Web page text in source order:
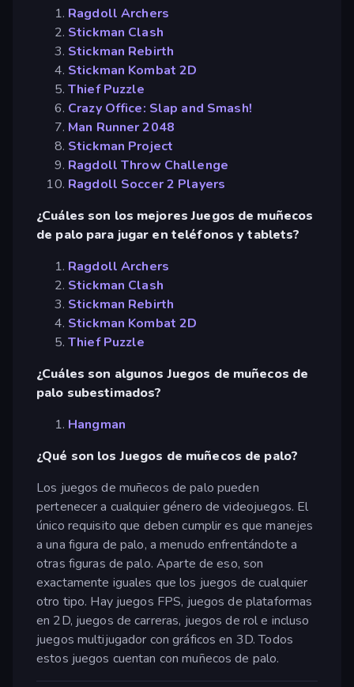
Ragdoll Archers
Stickman Clash
Stickman Rebirth
Stickman Kombat 2D
Thief Puzzle
Crazy Office: Slap and Smash!
Man Runner 2048
Stickman Project
Ragdoll Throw Challenge
Ragdoll Soccer 2 Players
¿Cuáles son los mejores Juegos de muñecos
de palo para jugar en teléfonos y tablets?
Ragdoll Archers
Stickman Clash
Stickman Rebirth
Stickman Kombat 2D
Thief Puzzle
¿Cuáles son algunos Juegos de muñecos de
palo subestimados?
Hangman
¿Qué son los Juegos de muñecos de palo?
Los juegos de muñecos de palo pueden
pertenecer a cualquier género de videojuegos. El
único requisito que deben cumplir es que manejes
a una figura de palo, a menudo enfrentándote a
otras figuras de palo. Aparte de eso, son
exactamente iguales que los juegos de cualquier
otro tipo. Hay juegos FPS, juegos de plataformas
en 2D, juegos de carreras, juegos de rol e incluso
juegos multijugador con gráficos en 3D. Todos
estos juegos cuentan con muñecos de palo.